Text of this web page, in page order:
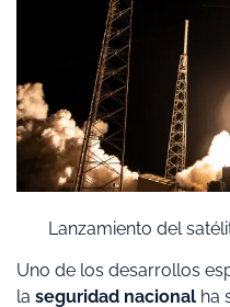
Lanzamiento del
Uno de los desarrollos
la seguridad nacional ha